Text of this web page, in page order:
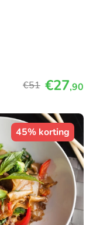
€51 €27,90
45% korting